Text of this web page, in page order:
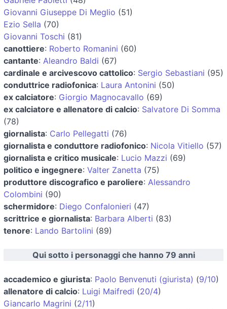
Giovanni Giuseppe Di Meglio (51)
Ezio Sella (70)
Giovanni Toschi (81)
canottiere: Roberto Romanini (60)
cantante: Aleandro Baldi (67)
cardinale e arcivescovo cattolico: Sergio Sebastiani (95)
conduttrice radiofonica: Laura Antonini (50)
ex calciatore: Giorgio Magnocavallo (69)
ex calciatore e allenatore di calcio: Salvatore Di Somma
(78)
giornalista: Carlo Pellegatti (76)
giornalista e conduttore radiofonico: Nicola Vitiello (57)
giornalista e critico musicale: Lucio Mazzi (69)
politico e ingegnere: Valter Zanetta (75)
produttore discografico e paroliere: Alessandro
Colombini (90)
schermidore: Diego Confalonieri (47)
scrittrice e giornalista: Barbara Alberti (83)
tenore: Lando Bartolini (89)
Qui sotto i personaggi che hanno 79 anni
accademico e giurista: Paolo Benvenuti (giurista) (9/10)
allenatore di calcio: Luigi Maifredi (20/4)
Giancarlo Magrini (2/11)